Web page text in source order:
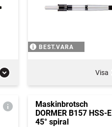
BEST.VARA
Visa
Maskinbrotsch
DORMER B157 HSS-E
45° spiral